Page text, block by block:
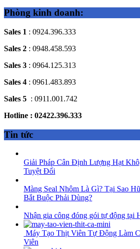
Phòng kinh doanh:
Sales 1 : 0924.396.333
Sales 2 : 0948.458.593
Sales 3 : 0964.125.313
Sales 4 : 0961.483.893
Sales 5 : 0911.001.742
Hotline : 02422.396.333
Tin tức
Giải Pháp Cân Định Lượng Hạt
Tuyệt Đối
Màng Seal Nhôm Là Gì? Tại Sao
Bắt Buộc Phải Dùng?
Nhận gia công đóng gói tự động tại
Máy Tạo Thịt Viên Tự Động Làm
Viên